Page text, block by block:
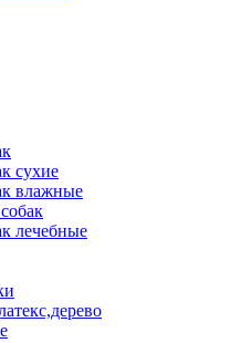
сухие
влажные
лечебные